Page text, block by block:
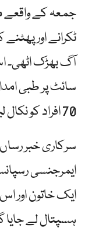
جمعہ کے
آگ بھڑک اٹھی۔
سائٹ پر طبی
70 افراد کو نکال لیا گیا ہے۔
سرکاری خبر
ایمرجنسی
ایک خاتون اور
ہسپتال لے جایا